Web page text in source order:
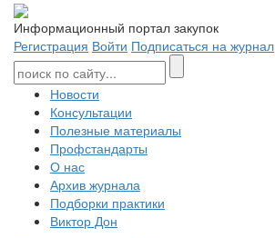
Информационный портал закупок
Регистрация Войти Подписаться на журнал
Новости
Консультации
Полезные материалы
Профстандарты
О нас
Архив журнала
Подборки практики
Виктор Дон